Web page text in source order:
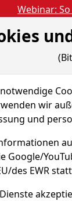
Webinar:
Aktien
WKN
wir
und
Google/
des EWR